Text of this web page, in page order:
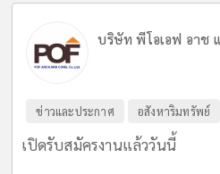
บริษัท พีโอเอฟ อาช
ข่าวและประกาศ อสังหาริมทรัพย์
เปิดรับสมัครงานแล้ววันนี้